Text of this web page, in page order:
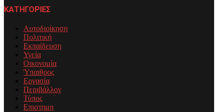
ΚΑΤΗΓΟΡΙΕΣ
Αυτοδιοίκηση
Πολιτική
Εκπαίδευση
Υγεία
Οικονομία
Ύπαιθρος
Εργασία
Περιβάλλον
Τύπος
Επιστημη